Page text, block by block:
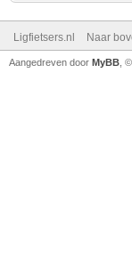
Ligfietsers.nl Naar
Aangedreven door MyBB ,